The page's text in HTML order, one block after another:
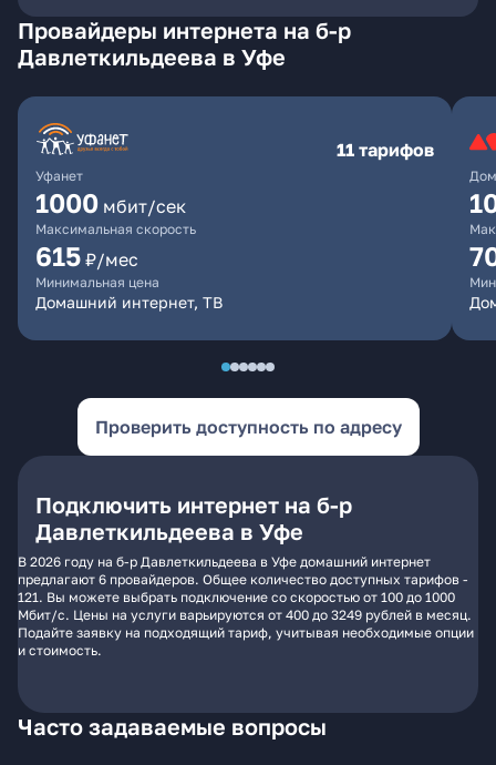
Провайдеры интернета на б-р
Давлеткильдеева в Уфе
Уфанет
11 тарифов
1000 мбит/сек
Максимальная скорость
615 ₽/мес
Минимальная цена
Домашний интернет, ТВ
Проверить доступность по адресу
Подключить интернет на б-р
Давлеткильдеева в Уфе
В 2026 году на б-р Давлеткильдеева в Уфе домашний интернет
предлагают 6 провайдеров. Общее количество доступных тарифов -
121. Вы можете выбрать подключение со скоростью от 100 до 1000
Мбит/с. Цены на услуги варьируются от 400 до 3249 рублей в месяц.
Подайте заявку на подходящий тариф, учитывая необходимые опции
и стоимость.
Часто задаваемые вопросы